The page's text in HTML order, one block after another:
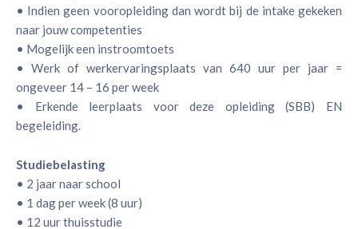
• Indien geen vooropleiding dan wordt bij de intake gekeken
naar jouw competenties
• Mogelijk een instroomtoets
• Werk of werkervaringsplaats van 640 uur per jaar =
ongeveer 14 – 16 per week
• Erkende leerplaats voor deze opleiding (SBB) EN
begeleiding.
Studiebelasting
• 2 jaar naar school
• 1 dag per week (8 uur)
• 12 uur thuisstudie